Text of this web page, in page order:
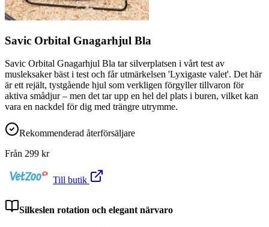
Savic Orbital Gnagarhjul Bla
Savic Orbital Gnagarhjul Bla tar silverplatsen i vårt test av
musleksaker bäst i test och får utmärkelsen 'Lyxigaste valet'. Det här
är ett rejält, tystgående hjul som verkligen förgyller tillvaron för
aktiva smådjur – men det tar upp en hel del plats i buren, vilket kan
vara en nackdel för dig med trängre utrymme.
Rekommenderad återförsäljare
Från 299 kr
Till butik
Silkeslen rotation och elegant närvaro